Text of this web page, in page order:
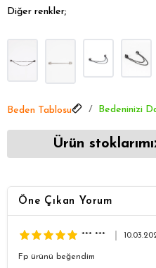
Diğer renkler;
Beden Tablosu Bedeninizi
Ürün
Öne Çıkan Yorum
*** ***
Fp ürünü beğendim